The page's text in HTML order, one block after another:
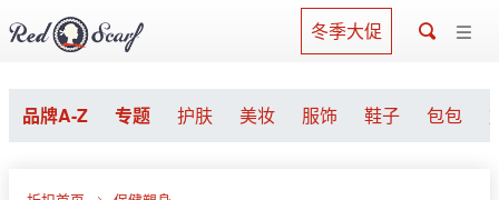
冬季大促
品牌A-Z 专题 护肤 美妆 服饰 鞋子 包包